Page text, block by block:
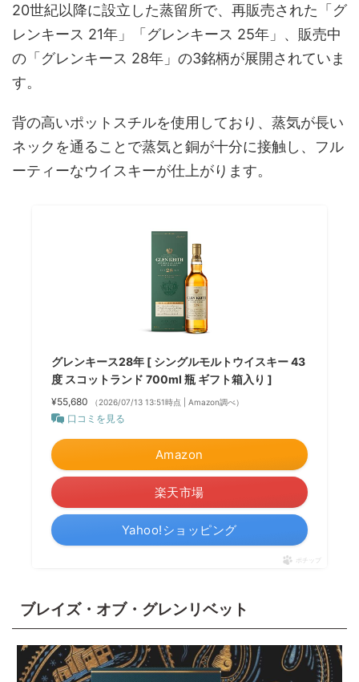
20世紀以降に設立した蒸留所で、再販売された「グ
レンキース 21年」「グレンキース 25年」、販売中
の「グレンキース 28年」の3銘柄が展開されていま
す。
背の高いポットスチルを使用しており、蒸気が長い
ネックを通ることで蒸気と銅が十分に接触し、フル
ーティーなウイスキーが仕上がります。
グレンキース28年 [ シングルモルトウイスキー 43
度 スコットランド 700ml 瓶 ギフト箱入り ]
¥55,680 （2026/07/13 13:51時点 | Amazon調べ）
口コミを見る
Amazon
楽天市場
Yahoo!ショッピング
ポチップ
ブレイズ・オブ・グレンリベット